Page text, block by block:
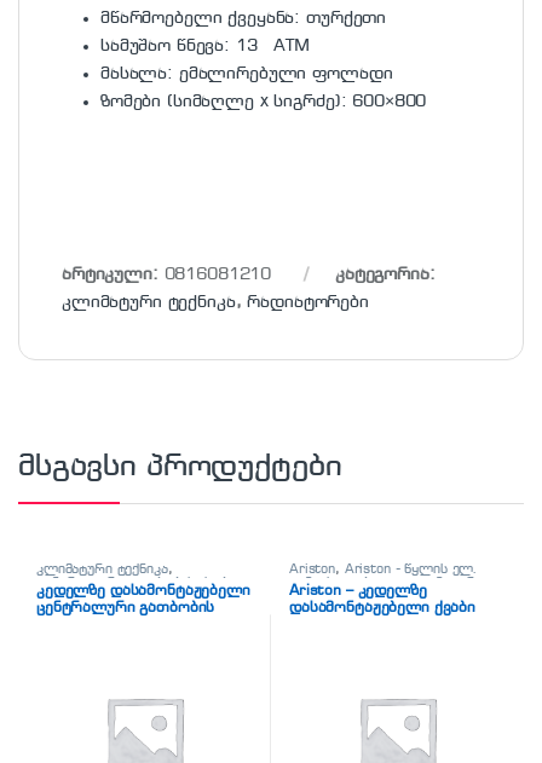
მწარმოებელი ქვეყანა: თურქეთი
სამუშაო წნევა: 13 ATM
მასალა: ემალირებული ფოლადი
ზომები (სიმაღლე x სიგრძე): 600×800
არტიკული: 0816081210
კატეგორია:
კლიმატური ტექნიკა,რადიატორები
მსგავსი პროდუქტები
კლიმატური ტექნიკა,
ცენტრალური გათბობის ქვაბი
კედელზე დასამონტაჟებელი
ცენტრალური გათბობის
Ariston, Ariston - წყლის ელ.
გამაცხელებელი
კლიმატური
ტექნიკა,ცენტრალური
გათბობის ქვაბი
Ariston – კედელზე
დასამონტაჟებელი ქვაბი